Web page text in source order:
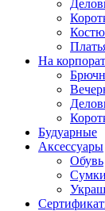
На
Будуарные
Аксессуары
Обувь
Сумки